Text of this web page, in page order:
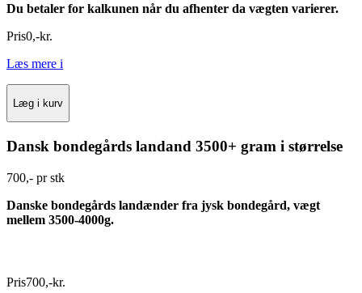
Du betaler for kalkunen når du afhenter da vægten varierer.
Pris0,-kr.
Læs mere i
Læg i kurv
Dansk bondegårds landand 3500+ gram i størrelse
700,- pr stk
Danske bondegårds landænder fra jysk bondegård, vægt
mellem 3500-4000g.
Pris700,-kr.